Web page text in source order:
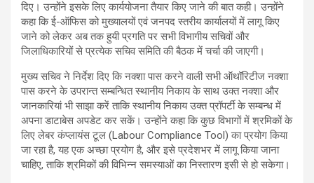
दिए। उन्होंने इसके लिए कार्ययोजना तैयार किए जाने की बात कही। उन्होंने
कहा कि ई-ऑफिस को मुख्यालयों एवं जनपद स्तरीय कार्यालयों में लागू किए
जाने को लेकर अब तक हुयी प्रगति पर सभी विभागीय सचिवों और
जिलाधिकारियों से प्रत्येक सचिव समिति की बैठक में चर्चा की जाएगी।
मुख्य सचिव ने निर्देश दिए कि नक्शा पास करने वाली सभी ऑथॉरिटीज नक्शा
पास करने के उपरान्त सम्बन्धित स्थानीय निकाय के साथ उक्त नक्शा और
जानकारियां भी साझा करें ताकि स्थानीय निकाय उक्त प्रॉपर्टी के सम्बन्ध में
अपना डाटाबेस अपडेट कर सकें। उन्होंने कहा कि कुछ विभागों में श्रमिकों के
लिए लेबर कंप्लायंस टूल (Labour Compliance Tool) का प्रयोग किया
जा रहा है, यह एक अच्छा प्रयोग है, और इसे प्रदेशभर में लागू किया जाना
चाहिए, ताकि श्रमिकों की विभिन्न समस्याओं का निस्तारण इसी से हो सकेगा।